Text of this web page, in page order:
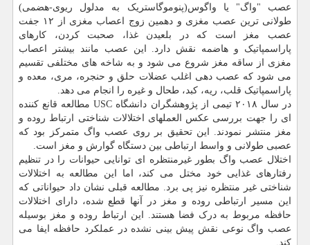
عصب "واگ" یا واگوس(پنوموگاستریک به مدلول ریوی-هضمی)
طولانی ترین عصب مغزی و دهمین زوج اعصاب مغزی از ۱۲ جفت
عصب مغز است که در بلعیدن غذا، صحبت کردن، کارهای
پاراسمپاتیک و هاضمه نقش دارد. این عصب مانند بیشتر اعصاب
مغزی از ساقه مغز شروع می شود و به شاخه های مختلفی تقسیم
می شود که عصب دهی اغلب عضلات حلق و حنجره، مری، معده و
پاراسمپاتیک قلب، ریه، کبد، طحال و غیره را انجام می دهد.
در سال ۲۰۱۸ تیمی از پژوهشگران دانشگاه USC مطالعه قانع کننده
ای را جهت بررسی عکس العملهای اختلالات شناختی ارتباط روده و
مغز منتشر نمودند. این تحقیق بر روی عصب واگ متمرکز بود که
عصبی طولانی و واسط ارتباطی بین دستگاه گوارش و مغز است.
اختلال عصب واگ بطور غیرمنتظره ای توانایی حیوانات را در تنظیم
رفتارهای غذایی خود مختل می کند، اما این مطالعه به اختلالات
شناختی غیر منتظره نیز پی برد. مطالعه قبلی نشان داد حیواناتی که
این مسیر ارتباطی روده و مغز در آنها قطع شده، دارای اختلالات
حافظه مربوط به درک فضا هستند. این ارتباط روده و مغز بوسیله
عصب واگ نوعی نقش پیش بینی نشده در عملکرد حافظه ایفا می
کند.